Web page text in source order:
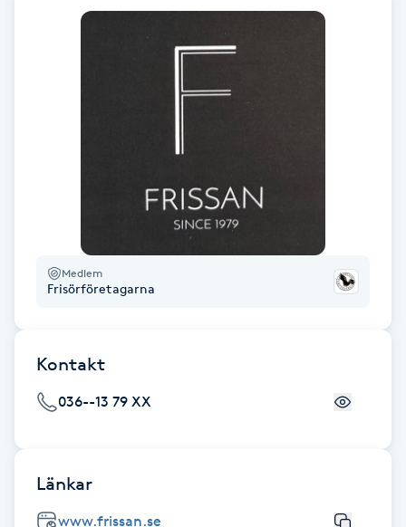
Coachning
Dermapen
Diamantslipning
E
Enzympeeling
Eyeliner-tatuering
Medlem
Frisörföretagarna
Kontakt
036--13 79 XX
Länkar
www.frissan.se